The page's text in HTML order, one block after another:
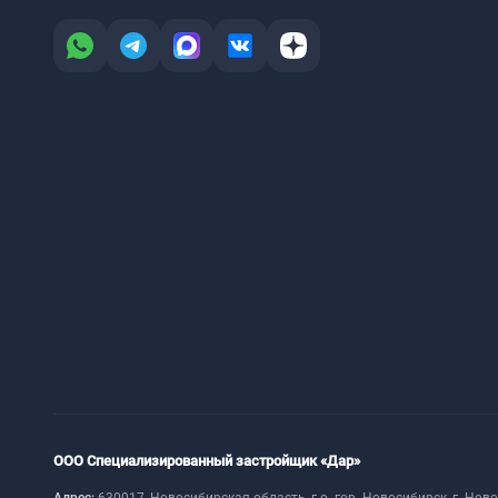
ООО Специализированный застройщик «Дар»